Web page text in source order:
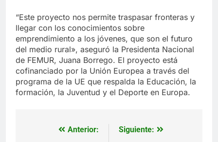
“Este proyecto nos permite traspasar fronteras y
llegar con los conocimientos sobre
emprendimiento a los jóvenes, que son el futuro
del medio rural», aseguró la Presidenta Nacional
de FEMUR, Juana Borrego. El proyecto está
cofinanciado por la Unión Europea a través del
programa de la UE que respalda la Educación, la
formación, la Juventud y el Deporte en Europa.
Navegación
Anterior:
Siguiente: